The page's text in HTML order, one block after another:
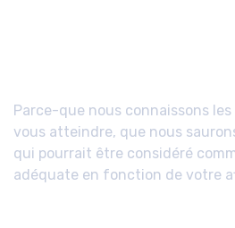
Parce-que nous connaissons
vous atteindre, que nous
qui pourrait être considéré
adéquate en fonction de votre